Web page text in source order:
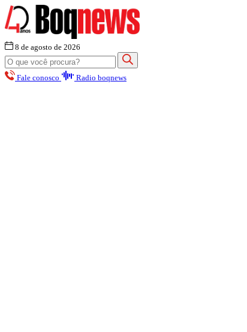
8 de agosto de 2026
Fale conosco Radio boqnews